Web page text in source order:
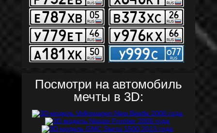
Посмотри на автомобиль
мечты в 3D: